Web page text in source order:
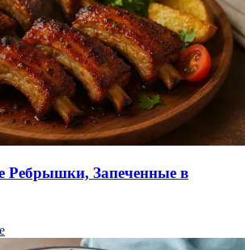
Ребрышки, Запеченные в